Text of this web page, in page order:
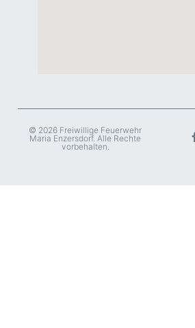
© 2026 Freiwillige Feuerwehr
Maria Enzersdorf. Alle Rechte
vorbehalten.